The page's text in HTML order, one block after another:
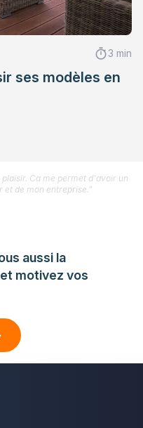
3 min
ses modèles en
aussi la
motivez vos
Ca me permet d'avoir un
et de mon entreprise."